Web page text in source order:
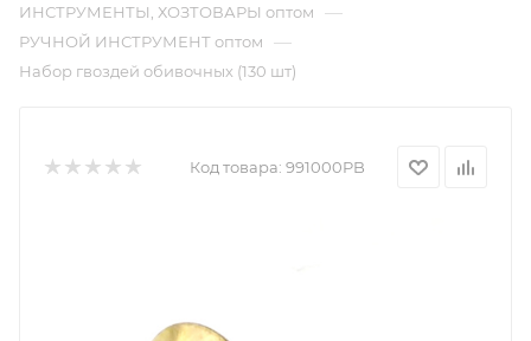
ИНСТРУМЕНТЫ, ХОЗТОВАРЫ оптом —
РУЧНОЙ ИНСТРУМЕНТ оптом —
Набор гвоздей обивочных (130 шт)
Код товара: 991000PB